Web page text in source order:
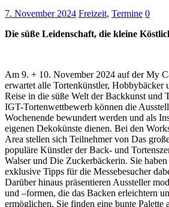
7. November 2024 Freizeit, Termine 0
Die süße Leidenschaft, die kleine
Am 9. + 10. November 2024 auf der My
erwartet alle Tortenkünstler, Hobbybäcker
Reise in die süße Welt der Backkunst und
IGT-Tortenwettbewerb können die
Wochenende bewundert werden und als
eigenen Dekokünste dienen. Bei den
Area stellen sich Teilnehmer von Das
populäre Künstler der Back- und
Walser und Die Zuckerbäckerin. Sie
exklusive Tipps für die Messebesucher
Darüber hinaus präsentieren Aussteller
und –formen, die das Backen erleichtern
ermöglichen. Sie finden eine bunte Palette